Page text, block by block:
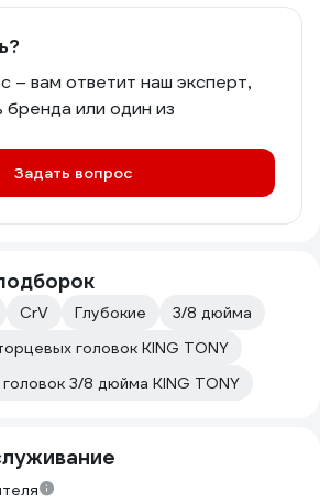
– вам ответит наш эксперт,
бренда или один из
Задать вопрос
CrV Глубокие
3/8 дюйма
головок KING TONY
3/8 дюйма KING TONY